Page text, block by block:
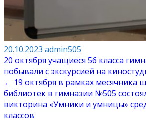
20.10.2023 admin505
Навигация
по
записям
20 октября учащиеся 5б класса
побывали с экскурсией на
← 19 октября в рамках месячника
библиотек в гимназии №505
викторина «Умники и умницы»
классов